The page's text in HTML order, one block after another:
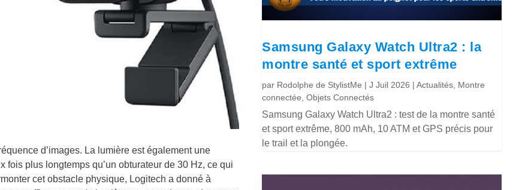
d’images. La lumière est également une
plus longtemps qu’un obturateur de 30 Hz, ce qui
cet obstacle physique, Logitech a donné à
Samsung Galaxy Watch Ultra2 : la
montre santé et sport extrême
par Rodolphe de StylistMe |J Juil 2026 |Actualités Montre
connectée ,Objets Connectés
Samsung Galaxy Watch Ultra2 : test de la montre santé
et sport extrême, 800 mAh, 10 ATM et GPS précis pour
le trail et la plongée.